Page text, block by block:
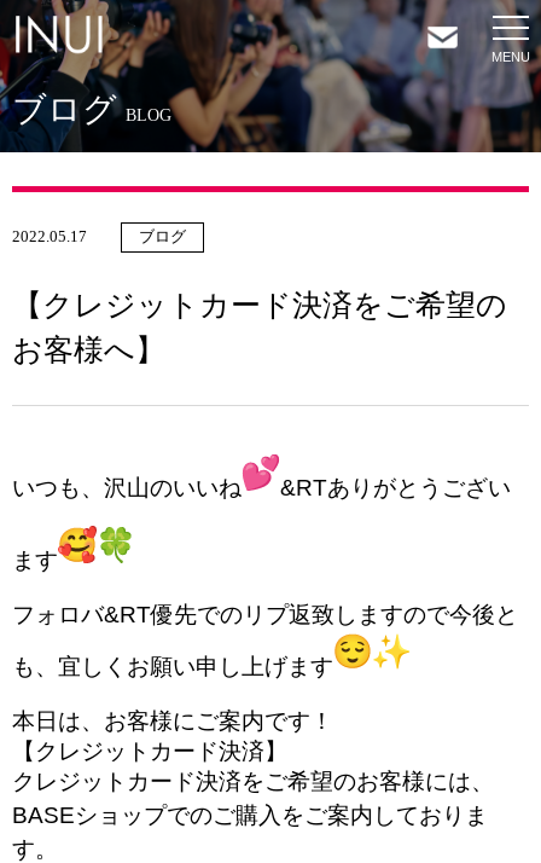
HOME
NEWS
SHOP
CONTACT
BLOG
ブログ BLOG
【クレジットカード決済をご希望の
お客様へ】
2022.05.17 ブログ
いつも、沢山のいいね &RTありがとうござい
ます
フォロバ&RT優先でのリプ返致しますので今後と
も、 宜しくお願い申し上げます
本日は、お客様にご案内です！
【クレジットカード決済】
クレジットカード決済をご希望のお客様には、
BASEショップでのご購入をご案内しておりま
す。